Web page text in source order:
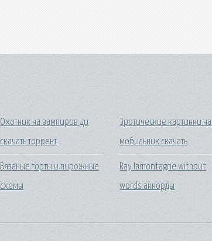
Охотник на вампиров ди
скачать торрент
Вязаные торты и пирожные
схемы
Эротические картинки на
мобильник скачать
Ray lamontagne without
words аккорды